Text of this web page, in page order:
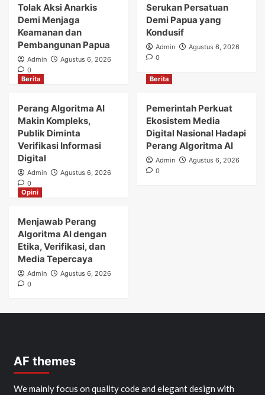
Tolak Aksi Anarkis
Demi Menjaga
Keamanan dan
Pembangunan Papua
Admin
Agustus 6, 2026
0
Serukan Persatuan
Demi Papua yang
Kondusif
Admin
Agustus 6, 2026
0
Berita
Perang Algoritma AI
Makin Kompleks,
Publik Diminta
Verifikasi Informasi
Digital
Admin
Agustus 6, 2026
0
Berita
Pemerintah Perkuat
Ekosistem Media
Digital Nasional Hadapi
Perang Algoritma AI
Admin
Agustus 6, 2026
0
Opini
Menjawab Perang
Algoritma AI dengan
Etika, Verifikasi, dan
Media Tepercaya
Admin
Agustus 6, 2026
0
AF themes
We mainly focus on quality code and elegant design with